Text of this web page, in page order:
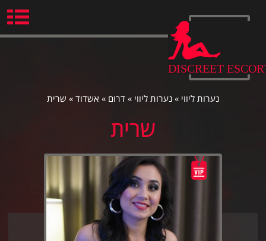
DISCREET
נערות ליווי » נערות ליווי » דרום » אשדוד » שרית
שרית